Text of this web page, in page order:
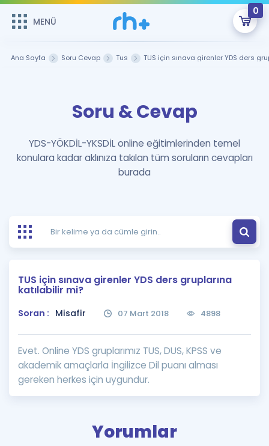
MENÜ
0
Şifremi Hatırlamıyorum
GİRİŞ YAP
Remzi Hoca ile seni sınava hazırlayacak onlarca eğitim seni
bekliyor!
MENÜ
Çalışma Paketleri
Kitaplar ve Kaynaklar
Ücretsiz Kaynaklar
Puan Hesaplama
Rehberlik Aracı
ÖSYM Sınav Takvimi
Kampanyalar
Blog
İngilizce Gramer
Hakkımızda
Ana Sayfa Soru Cevap Tus TUS için sınava girenler YDS ders
Soru & Cevap
YDS-YÖKDİL-YKSDİL online eğitimlerinden temel
konulara kadar aklınıza takılan tüm soruların cevapları
burada
TUS için sınava girenler YDS ders gruplarına
katılabilir mi?
Soran : Misafir 07 Mart 2018 4898
Evet. Online YDS gruplarımız TUS, DUS, KPSS ve
akademik amaçlarla İngilizce Dil puanı alması
gereken herkes için uygundur.
Yorumlar